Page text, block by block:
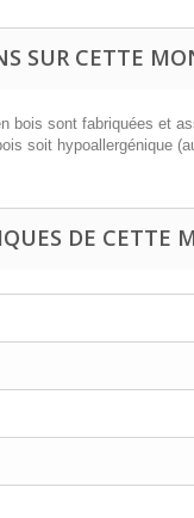
SUR CETTE
bois sont fabriquées et
soit hypoallergénique
DE CETTE